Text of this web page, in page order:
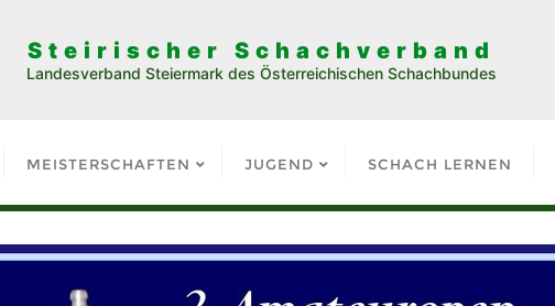
Steirischer Schachverband
Landesverband Steiermark des Österreichischen Schachbundes
MEISTERSCHAFTEN JUGEND SCHACH LERNEN